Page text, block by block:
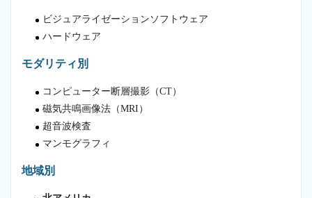
ビジュアライゼーションソフトウェア
ハードウェア
モダリティ別
コンピューター断層撮影（CT）
磁気共鳴画像法（MRI）
超音波検査
マンモグラフィ
地域別